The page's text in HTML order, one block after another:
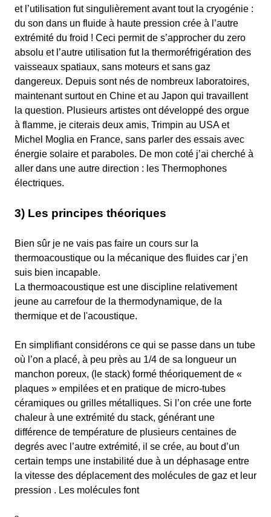
et l’utilisation fut singulièrement avant tout la cryogénie :
du son dans un fluide à haute pression crée à l’autre
extrémité du froid ! Ceci permit de s’approcher du zero
absolu et l’autre utilisation fut la thermoréfrigération des
vaisseaux spatiaux, sans moteurs et sans gaz
dangereux. Depuis sont nés de nombreux laboratoires,
maintenant surtout en Chine et au Japon qui travaillent
la question. Plusieurs artistes ont développé des orgue
à flamme, je citerais deux amis, Trimpin au USA et
Michel Moglia en France, sans parler des essais avec
énergie solaire et paraboles. De mon coté j’ai cherché à
aller dans une autre direction : les Thermophones
électriques.
3) Les principes théoriques
Bien sûr je ne vais pas faire un cours sur la
thermoacoustique ou la mécanique des fluides car j’en
suis bien incapable.
La thermoacoustique est une discipline relativement
jeune au carrefour de la thermodynamique, de la
thermique et de l'acoustique.
En simplifiant considérons ce qui se passe dans un tube
où l’on a placé, à peu près au 1/4 de sa longueur un
manchon poreux, (le stack) formé théoriquement de «
plaques » empilées et en pratique de micro-tubes
céramiques ou grilles métalliques. Si l’on crée une forte
chaleur à une extrémité du stack, générant une
différence de température de plusieurs centaines de
degrés avec l’autre extrémité, il se crée, au bout d’un
certain temps une instabilité due à un déphasage entre
la vitesse des déplacement des molécules de gaz et leur
pression . Les molécules font